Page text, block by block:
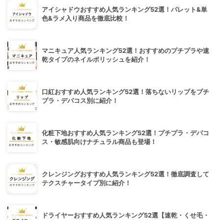
アイシャドウおすすめ人気ランキング52選！パレット&単
色&ラメ入り商品を徹底比較！
マニキュア人気ランキング52選！おすすめのプチプラや速
乾タイプのネイルポリッシュを紹介！
口紅おすすめ人気ランキング52選！落ちないリップをプチ
プラ・デパコス別に紹介！
化粧下地おすすめ人気ランキング52選！プチプラ・デパコ
ス・敏感肌向けナチュラル商品も登場！
クレンジングおすすめ人気ランキング52選！徹底調査して
テクスチャータイプ別に紹介！
ドライヤーおすすめ人気ランキング52選【速乾・くせ毛・